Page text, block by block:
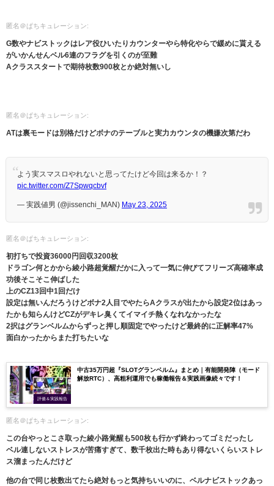
匿名＠ぱちキュレーション:
G数やナビストックはレア役ひいたりカウンターやら特化やらで緩めに貰える
がいかんせんベル6連のフラグを引くのが至難
Aクラススタートで期待枚数900枚とか絶対無いし
匿名＠ぱちキュレーション:
ATは裏モードは別格だけどボナのテーブルと実力カウンタの機嫌次第だわ
よう実スマスロやれないと思ってたけど今回は来るか！？
pic.twitter.com/Z7Spwqcbvf
— 実践値男 (@jissenchi_MAN) May 23, 2025
匿名＠ぱちキュレーション:
初打ちで投資36000円回収3200枚
ドラゴン何とかから綾小路超覚醒だかに入って一気に伸びてフリーズ高確率成
功後そこそこ伸ばした
上のCZ13回中1回だけ
設定は無いんだろうけどボナ2人目でやたらAクラスが出たから設定2位はあっ
たかも知らんけどCZがデキレ臭くてイマイチ熱くなれなかったな
2択はグランベルムからずっと押し順固定でやったけど最終的に正解率47%
面白かったからまた打ちたいな
評価＆実践報告
中古35万円超『SLOTグランベルム』まとめ｜有能開発陣（モード
解放RTC）、高粗利運用でも稼働報告＆実践画像続々です！
匿名＠ぱちキュレーション:
この台やっとこさ取った綾小路覚醒も500枚も行かず終わってゴミだったし
ベル連しないストレスが苦痛すぎて、数千枚出た時もあり得ないくらいストレ
ス溜まったんだけど
他の台で同じ枚数出てたら絶対もっと気持ちいいのに、ベルナビストックあっ